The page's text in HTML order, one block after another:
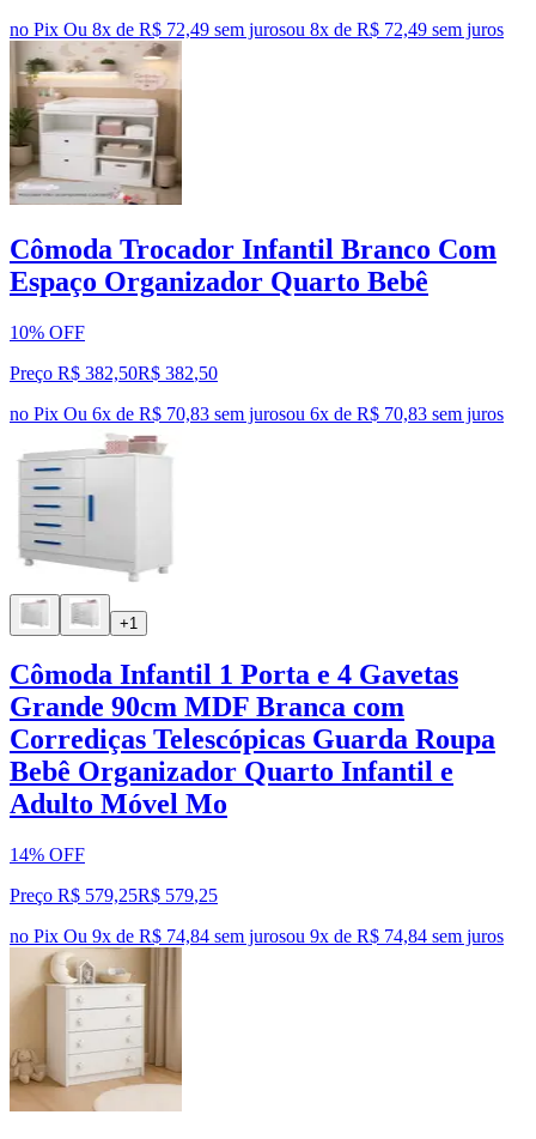
no Pix Ou 8x de R$ 72,49 sem jurosou 8x de R$ 72,49 sem juros
Cômoda Trocador Infantil Branco Com
Espaço Organizador Quarto Bebê
10% OFF
Preço R$ 382,50R$ 382,50
no Pix Ou 6x de R$ 70,83 sem jurosou 6x de R$ 70,83 sem juros
+1
Cômoda Infantil 1 Porta e 4 Gavetas
Grande 90cm MDF Branca com
Corrediças Telescópicas Guarda Roupa
Bebê Organizador Quarto Infantil e
Adulto Móvel Mo
14% OFF
Preço R$ 579,25R$ 579,25
no Pix Ou 9x de R$ 74,84 sem jurosou 9x de R$ 74,84 sem juros